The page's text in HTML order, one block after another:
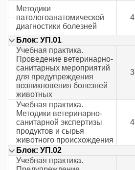
Методики
патологоанатомической
диагностики болезней
4
Блок: УП.01
Учебная практика.
Проведение ветеринарно-
санитарных мероприятий
для предупреждения
возникновения болезней
животных
3
Учебная практика.
Методики ветеринарно-
санитарной экспертизы
продуктов и сырья
животного происхождения
4
Блок: УП.02
Учебная практика.